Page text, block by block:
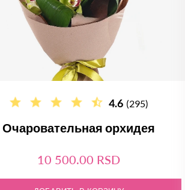
4.6 (295)
Очаровательная орхидея
10 500.00 RSD